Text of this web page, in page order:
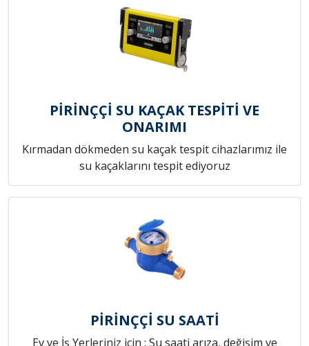
PİRİNÇÇİ SU KAÇAK TESPİTİ VE
ONARIMI
Kırmadan dökmeden su kaçak tespit cihazlarımız ile
su kaçaklarını tespit ediyoruz
PİRİNÇÇİ SU SAATİ
Ev ve İş Yerleriniz için ; Su saati arıza, değişim ve